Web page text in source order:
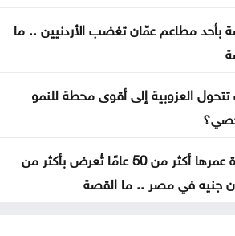
بأحد مطاعم عمّان تغضب الأردنيين .. ما
العزوبية إلى أقوى محطة للنمو
سيارة عمرها أكثر من 50 عامًا تُعرض بأكثر من
جنيه في مصر .. ما القصة